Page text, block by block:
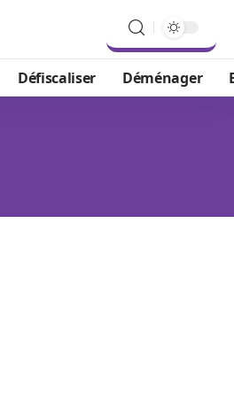
Défiscaliser Déménager